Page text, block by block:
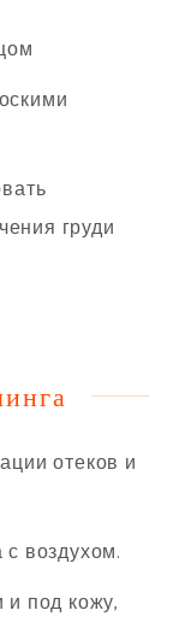
груди
отеков и
воздухом.
под кожу,